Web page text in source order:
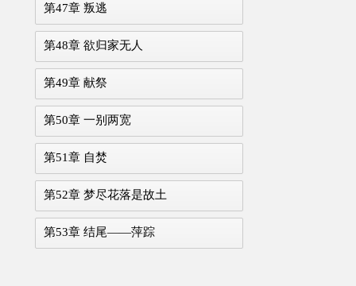
第47章 叛逃
第48章 欲归家无人
第49章 献祭
第50章 一别两宽
第51章 自焚
第52章 梦尽花落是故土
第53章 结尾——萍踪